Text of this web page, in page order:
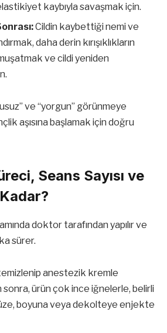
kaybıyla savaşmak için.
Cildin kaybettiği nemi ve
daha derin kırışıklıkların
ve cildi yeniden
ve “yorgun” görünmeye
aşısına başlamak için doğru
Seans Sayısı ve
Kadar?
doktor tarafından yapılır ve
sürer.
anestezik kremle
ürün çok ince iğnelerle, belirli
boyuna veya dekolteye enjekte